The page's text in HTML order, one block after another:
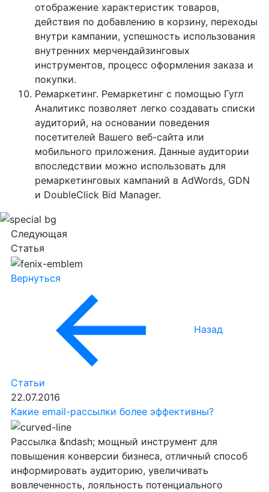
отображение характеристик товаров,
действия по добавлению в корзину, переходы
внутри кампании, успешность использования
внутренних мерчендайзинговых
инструментов, процесс оформления заказа и
покупки.
Ремаркетинг. Ремаркетинг с помощью Гугл
Аналитикс позволяет легко создавать списки
аудиторий, на основании поведения
посетителей Вашего веб-сайта или
мобильного приложения. Данные аудитории
впоследствии можно использовать для
ремаркетинговых кампаний в AdWords, GDN
и DoubleClick Bid Manager.
Следующая
Статья
Вернуться
Назад
Статьи
22.07.2016
Какие email-рассылки более эффективны?
Рассылка &ndash; мощный инструмент для
повышения конверсии бизнеса, отличный способ
информировать аудиторию, увеличивать
вовлеченность, лояльность потенциального